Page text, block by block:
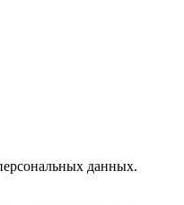
данных.